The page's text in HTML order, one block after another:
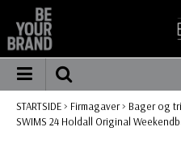
STARTSIDE> Firmagaver> Bager og
SWIMS 24 Holdall Original